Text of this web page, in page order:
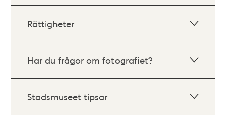
Rättigheter
Har du frågor om fotografiet?
Stadsmuseet tipsar